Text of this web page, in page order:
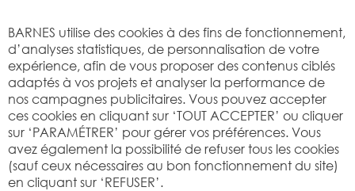
BARNES utilise des cookies à des fins de fonctionnement,
d’analyses statistiques, de personnalisation de votre
expérience, afin de vous proposer des contenus ciblés
adaptés à vos projets et analyser la performance de
nos campagnes publicitaires. Vous pouvez accepter
ces cookies en cliquant sur ‘TOUT ACCEPTER’ ou cliquer
sur ‘PARAMÉTRER’ pour gérer vos préférences. Vous
avez également la possibilité de refuser tous les cookies
(sauf ceux nécessaires au bon fonctionnement du site)
en cliquant sur ‘REFUSER’.